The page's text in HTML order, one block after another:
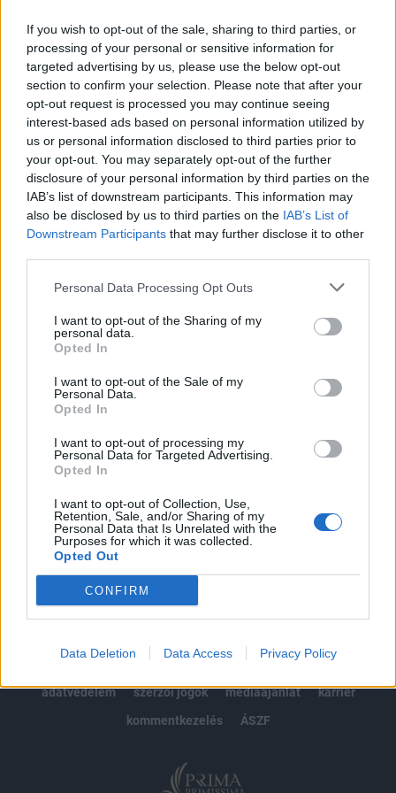
If you wish to opt-out of the sale, sharing to third parties, or
processing of your personal or sensitive information for
targeted advertising by us, please use the below opt-out
section to confirm your selection. Please note that after your
opt-out request is processed you may continue seeing
interest-based ads based on personal information utilized by
us or personal information disclosed to third parties prior to
your opt-out. You may separately opt-out of the further
disclosure of your personal information by third parties on the
IAB’s list of downstream participants. This information may
also be disclosed by us to third parties on the IAB’s List of
Downstream Participants that may further disclose it to other
Personal Data Processing Opt Outs
I want to opt-out of the Sharing of my
personal data.
Opted In
I want to opt-out of the Sale of my
Personal Data.
Opted In
I want to opt-out of processing my
Personal Data for Targeted Advertising.
Opted In
I want to opt-out of Collection, Use,
Retention, Sale, and/or Sharing of my
Personal Data that Is Unrelated with the
Purposes for which it was collected.
Opted Out
CONFIRM
Data Deletion Data Access Privacy Policy
Már majdnem minden harmadik Audit Kínában adnak el,
az ottani eladások azonban nagyot zuhantak az elmúlt
hónapokban, mert a német cég politikai konfliktusba került
Az autógyártó menedzserei szerint a kínai konfliktus
veszélyesebb, mint a müncheni államügyészség
vizsgálatai a dízelbotránnyal kapcsolatbanVége a jó
éveknekÉveken keresztül gyakorlatilag versenytárs nélkül...
KEDVES OLVASÓNK!
A keresett cikk a portfolio.hu hírarchívumához
regisztrációhoz kötött.
Az előfizetés a következőket tartalmazza:
Portfolio.hu teljes cikkarchívum
kötéslistái
MÁR ELŐFIZETŐNK VAGY? BEJELENTKEZÉS
jogi nyilatkozat
süti beállítások
adatvédelem
szerzői jogok médiaajánlat
karrier
kommentkezelés
ÁSZF